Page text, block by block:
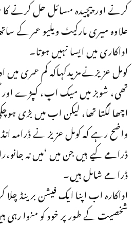
کرنے اور پیچیدہ مسائل حل کرنے
علاوہ میری مارکیٹ ویلیو عمر کے
اداکاری میں ایسا نہیں ہوتا۔
کومل عزیزنےمزیدکہاکہ کم عمری میں
تھی، شوبز میں میک اپ، کپڑے
اچھا لگتا تھا، لیکن اب میں بڑی
واضح رہے کہ کومل عزیز نے ڈرامہ
ڈرامے کیے ہیں جن میں ‘میں نہ
ڈرامے شامل ہیں۔
اداکارہ اب اپنا ایک فیشن برینڈ
شخصیت کے طور پر خود کو منوا رہی